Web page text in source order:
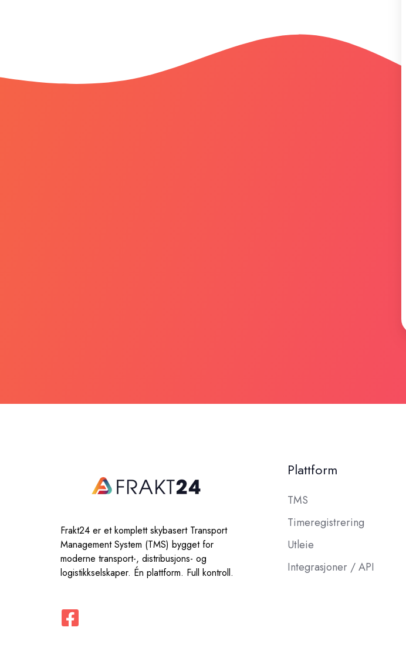
Frakt24 er et komplett skybasert Transport
Management System (TMS) bygget for
moderne transport-, distribusjons- og
logistikkselskaper. Én plattform. Full kontroll.
Plattform
TMS
Timeregistrering
Utleie
Integrasjoner / API